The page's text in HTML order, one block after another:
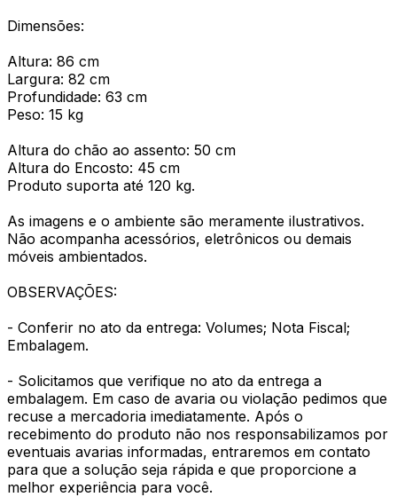
Dimensões:
Altura: 86 cm
Largura: 82 cm
Profundidade: 63 cm
Peso: 15 kg
Altura do chão ao assento: 50 cm
Altura do Encosto: 45 cm
Produto suporta até 120 kg.
As imagens e o ambiente são meramente ilustrativos.
Não acompanha acessórios, eletrônicos ou demais
móveis ambientados.
OBSERVAÇÕES:
- Conferir no ato da entrega: Volumes; Nota Fiscal;
Embalagem.
- Solicitamos que verifique no ato da entrega a
embalagem. Em caso de avaria ou violação pedimos que
recuse a mercadoria imediatamente. Após o
recebimento do produto não nos responsabilizamos por
eventuais avarias informadas, entraremos em contato
para que a solução seja rápida e que proporcione a
melhor experiência para você.